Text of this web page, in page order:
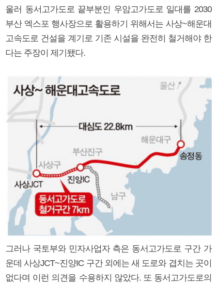
울러 동서고가도로 끝부분인 우암고가도로 일대를 2030
부산 엑스포 행사장으로 활용하기 위해서는 사상~해운대
고속도로 건설을 계기로 기존 시설을 완전히 철거해야 한
다는 주장이 제기됐다.
그러나 국토부와 민자사업자 측은 동서고가도로 구간 가
운데 사상JCT~진양IC 구간 외에는 새 도로와 겹치는 곳이
없다며 이런 의견을 수용하지 않았다. 또 동서고가도로의